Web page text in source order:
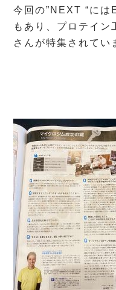
今回の”NEXT “に
もあり、プロテイン
さんが特集されてい